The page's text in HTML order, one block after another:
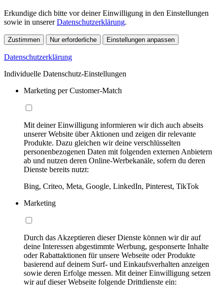
Erkundige dich bitte vor deiner Einwilligung in den Einstellungen
sowie in unsererDatenschutzerklärung.
Zustimmen Nur erforderliche Einstellungen anpassen
Datenschutzerklärung
Individuelle Datenschutz-Einstellungen
Marketing per Customer-Match
Mit deiner Einwilligung informieren wir dich auch abseits
unserer Website über Aktionen und zeigen dir relevante
Produkte. Dazu gleichen wir deine verschlüsselten
personenbezogenen Daten mit folgenden externen Anbietern
ab und nutzen deren Online-Werbekanäle, sofern du deren
Dienste bereits nutzt:
Bing, Criteo, Meta, Google, LinkedIn, Pinterest, TikTok
Marketing
Durch das Akzeptieren dieser Dienste können wir dir auf
deine Interessen abgestimmte Werbung, gesponserte Inhalte
oder Rabattaktionen für unsere Webseite oder Produkte
basierend auf deinem Surf- und Einkaufsverhalten anzeigen
sowie deren Erfolge messen. Mit deiner Einwilligung setzen
wir auf dieser Webseite folgende Drittdienste ein: